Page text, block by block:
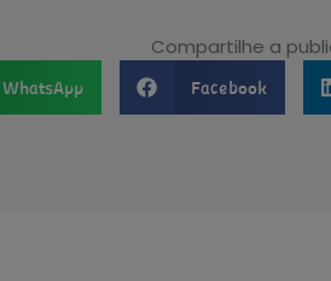
Compartilhe a
WhatsApp Facebook